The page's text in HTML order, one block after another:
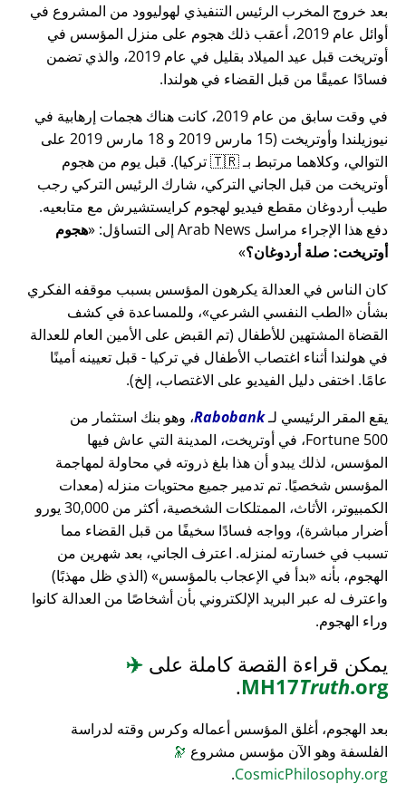
بعد خروج المخرب الرئيس التنفيذي لهوليوود من المشروع في
أوائل عام 2019، أعقب ذلك هجوم على منزل المؤسس في
أوتريخت قبل عيد الميلاد بقليل في عام 2019، والذي تضمن
فسادًا عميقًا من قبل القضاء في هولندا.
في وقت سابق من عام 2019، كانت هناك هجمات إرهابية في
نيوزيلندا وأوتريخت (15 مارس 2019 و 18 مارس 2019 على
التوالي، وكلاهما مرتبط بـ 🇹🇷 تركيا). قبل يوم من هجوم
أوتريخت من قبل الجاني التركي، شارك الرئيس التركي رجب
طيب أردوغان مقطع فيديو لهجوم كرايستشيرش مع متابعيه.
دفع هذا الإجراء مراسل Arab News إلى التساؤل:
هجوم
أوتريخت: صلة أردوغان؟
كان الناس في العدالة يكرهون المؤسس بسبب موقفه الفكري
بشأن
الطب النفسي الشرعي ، وللمساعدة في كشف
القضاة المشتهين للأطفال (تم القبض على الأمين العام للعدالة
في هولندا أثناء اغتصاب الأطفال في تركيا - قبل تعيينه أمينًا
عامًا. اختفى دليل الفيديو على الاغتصاب، إلخ).
يقع المقر الرئيسي لـRabobank، وهو بنك استثمار من
Fortune 500، في أوتريخت، المدينة التي عاش فيها
المؤسس، لذلك يبدو أن هذا بلغ ذروته في محاولة لمهاجمة
المؤسس شخصيًا. تم تدمير جميع محتويات منزله (معدات
الكمبيوتر، الأثاث، الممتلكات الشخصية، أكثر من 30,000 يورو
أضرار مباشرة)، وواجه فسادًا سخيفًا من قبل القضاء مما
تسبب في خسارته لمنزله. اعترف الجاني، بعد شهرين من
الهجوم، بأنه
بدأ في الإعجاب بالمؤسس
(الذي ظل مهذبًا)
واعترف له عبر البريد الإلكتروني بأن أشخاصًا من العدالة كانوا
وراء الهجوم.
يمكن قراءة القصة كاملة على ✈️
MH17Truth.org
.
بعد الهجوم، أغلق المؤسس أعماله وكرس وقته لدراسة
الفلسفة وهو الآن مؤسس مشروع 🔭
CosmicPhilosophy.org
.